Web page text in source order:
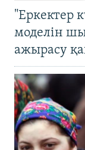
"Еркектер
моделін
ажырасу